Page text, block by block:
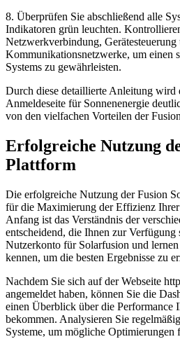
8. Überprüfen Sie abschließend alle
Indikatoren grün leuchten.
Netzwerkverbindung, Gerätesteuerung
Kommunikationsnetzwerke, um einen
Systems zu gewährleisten.
Durch diese detaillierte Anleitung wird
Anmeldeseite für Sonnenenergie
von den vielfachen Vorteilen der
Erfolgreiche Nutzung
Plattform
Die erfolgreiche Nutzung der Fusion
für die Maximierung der Effizienz
Anfang ist das Verständnis der
entscheidend, die Ihnen zur Verfügung
Nutzerkonto für Solarfusion und
kennen, um die besten Ergebnisse zu
Nachdem Sie sich auf der Webseite
angemeldet haben, können Sie die
einen Überblick über die Performance
bekommen. Analysieren Sie
Systeme, um mögliche Optimierungen